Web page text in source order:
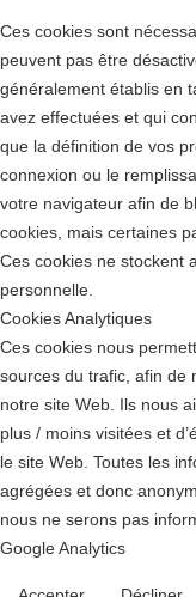
Ces cookies sont
peuvent pas être
généralement établis en
avez effectuées et qui
que la définition de vos
connexion ou le
votre navigateur afin de
cookies, mais certaines
Ces cookies ne stockent
personnelle.
Cookies Analytiques
Ces cookies nous
sources du trafic, afin de
notre site Web. Ils nous
plus / moins visitées et
le site Web. Toutes les
agrégées et donc
nous ne serons pas
Google Analytics